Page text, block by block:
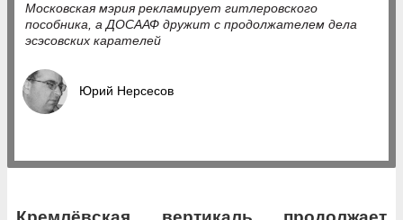
Московская мэрия рекламирует гитлеровского
пособника, а ДОСААФ дружит с продолжателем дела
эсэсовских карателей
Юрий Нерсесов